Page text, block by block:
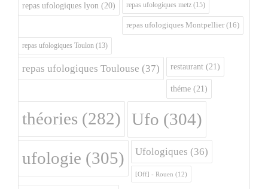
repas ufologiques lyon (20) repas ufologiques metz (15)
repas ufologiques Montpellier (16)
repas ufologiques Toulon (13)
repas ufologiques Toulouse (37) restaurant (21)
théme (21)
théories (282) Ufo (304)
ufologie (305) Ufologiques (36)
[Off] - Rouen (12)